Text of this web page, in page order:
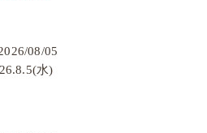
08/05
水)